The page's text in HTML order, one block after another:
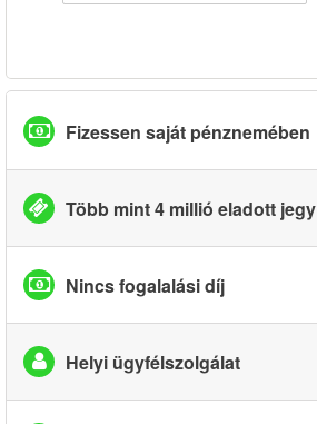
Fizessen saját pénznemében
Több mint 4 millió eladott jegy
Nincs fogalalási díj
Helyi ügyfélszolgálat